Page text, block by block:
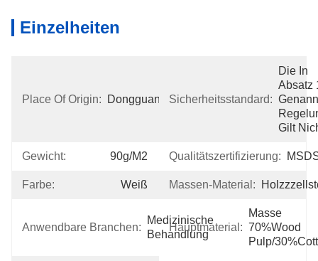
Einzelheiten
Place Of Origin: Dongguan Sicherheitsstandard:
Die In
Absatz
Gilt
Gewicht: 90g/m2 Qualitätszertifizierung:
Farbe: Weiß Massen-Material:
Anwendbare Branchen:
Medizinische
Behandlung
Hauptmaterial:
Masse
70%Wood
Pulp/